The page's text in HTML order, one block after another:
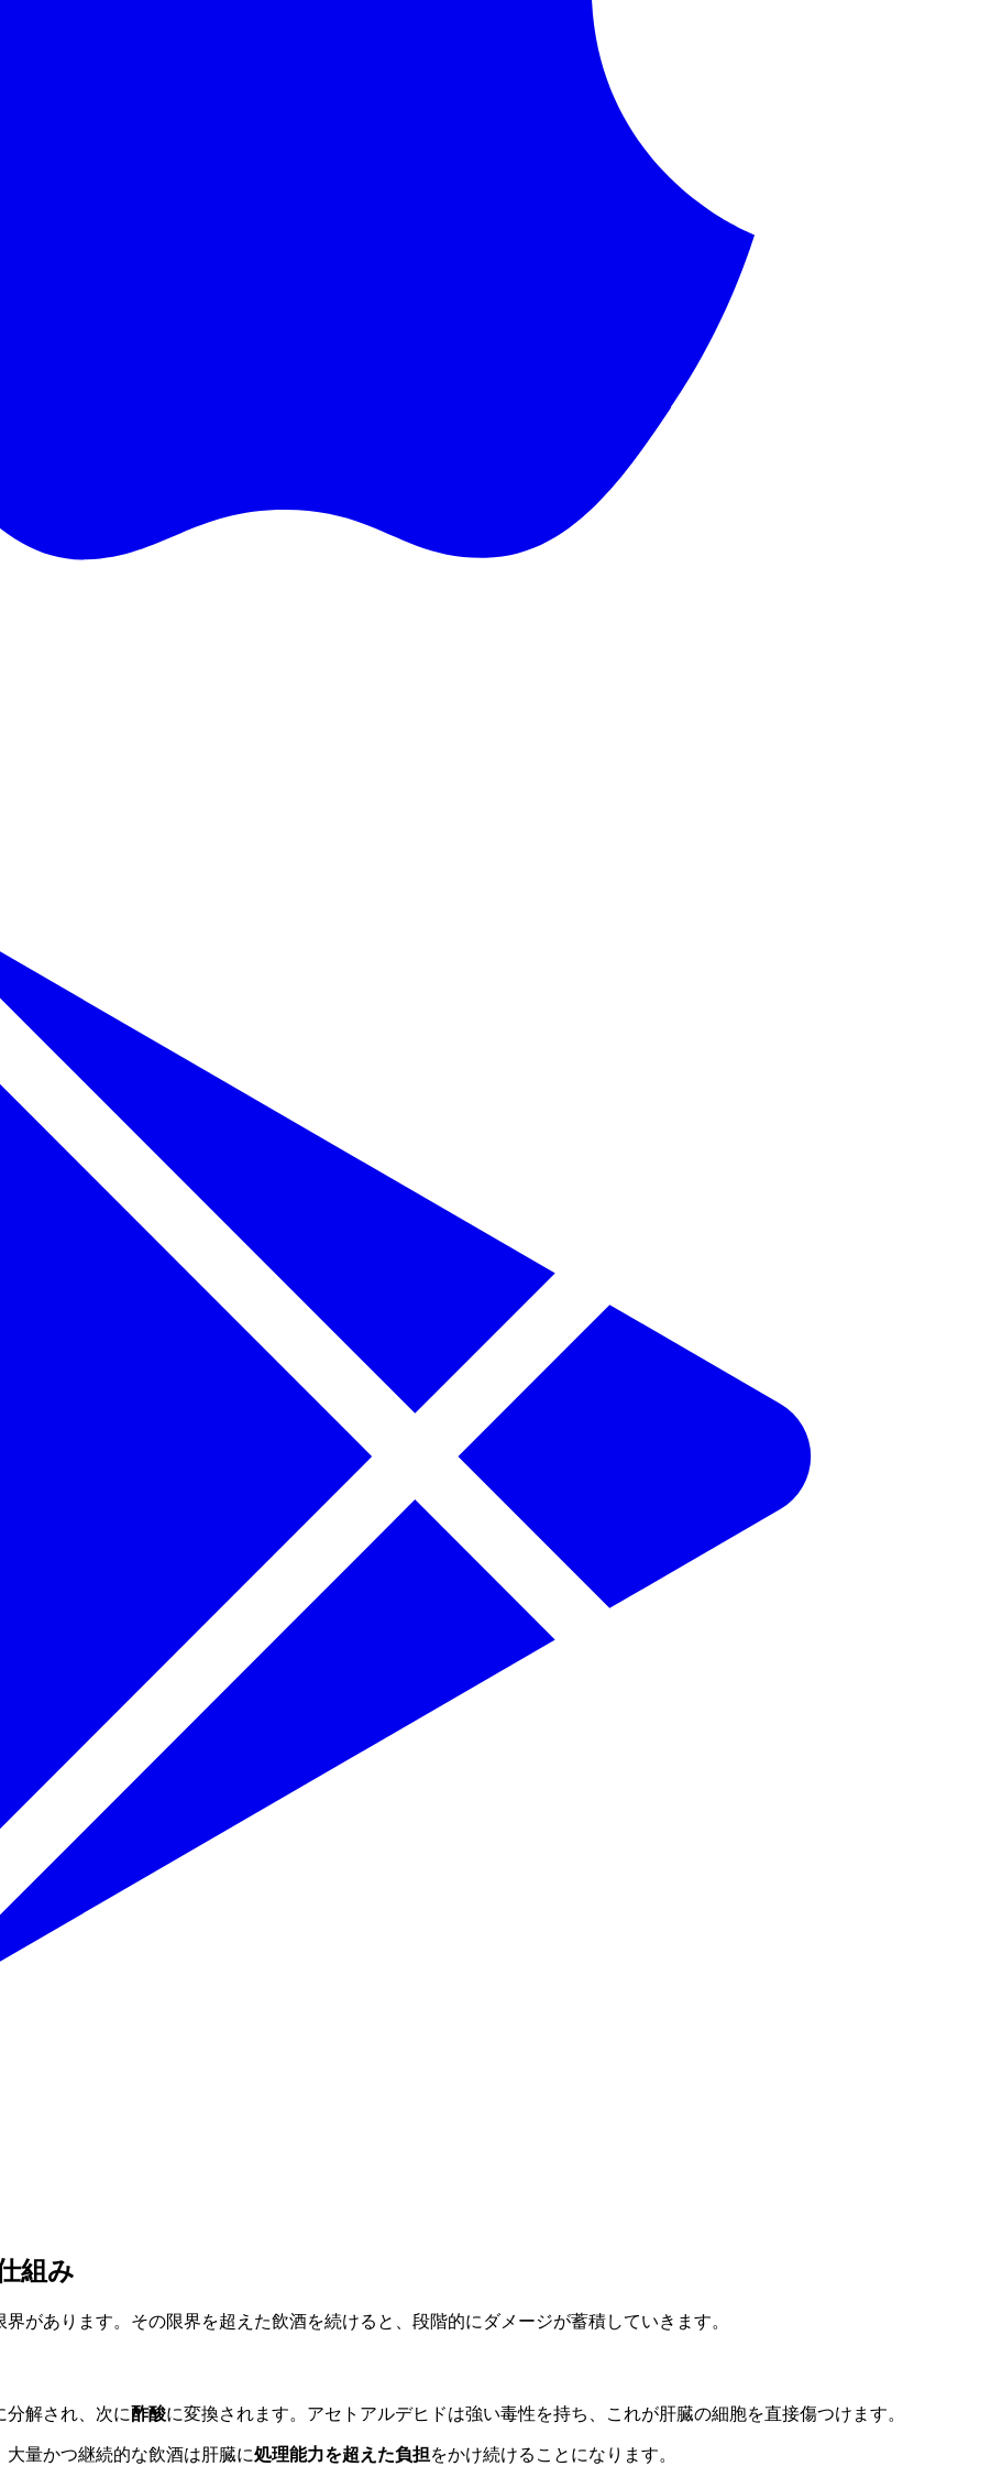
組み
があります。その限界を超えた飲酒を続けると、段階的にダメージが蓄積していきます。
分解され、次に酢酸に変換されます。アセトアルデヒドは強い毒性を持ち、これが肝臓の細胞を直接傷つけます。
量かつ継続的な飲酒は肝臓に処理能力を超えた負担をかけ続けることになります。